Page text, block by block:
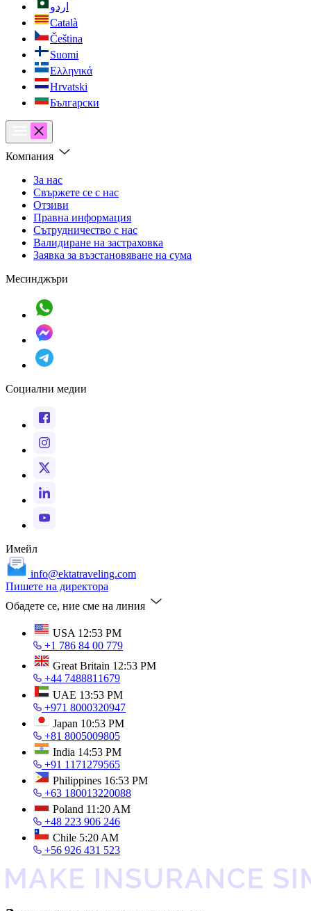
اردو
Català
Čeština
Suomi
Ελληνικά
Hrvatski
Български
Компания
За нас
Свържете се с нас
Отзиви
Правна информация
Сътрудничество с нас
Валидиране на застраховка
Заявка за възстановяване на сума
Месинджъри
Социални медии
Имейл
info@ektatraveling.com
Пишете на директора
Обадете се, ние сме на линия
USA 12:53 PM
+1 786 84 00 779
Great Britain 12:53 PM
+44 7488811679
UAE 13:53 PM
+971 8000320947
Japan 10:53 PM
+81 8005009805
India 14:53 PM
+91 1171279565
Philippines 16:53 PM
+63 180013220088
Poland 11:20 AM
+48 223 906 246
Chile 5:20 AM
+56 926 431 523